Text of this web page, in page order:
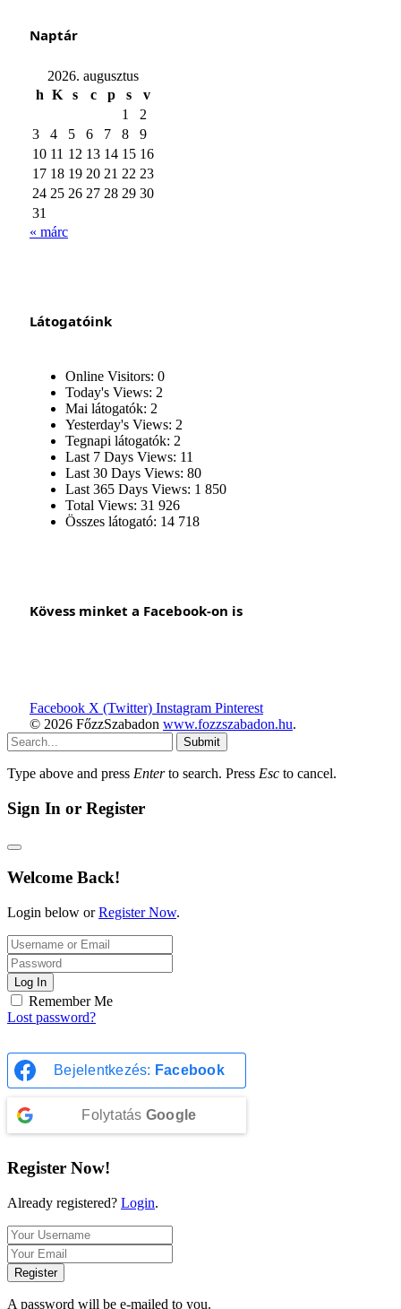
Naptár
2026. augusztus
h K s c p s
v
1
2
3
4 5 6 7 8
9
10 11 12 13 14 15 16
17 18 19 20 21 22 23
24 25 26 27 28 29 30
31
« márc
Látogatóink
Online Visitors: 0
Today's Views: 2
Mai látogatók: 2
Yesterday's Views: 2
Tegnapi látogatók: 2
Last 7 Days Views: 11
Last 30 Days Views: 80
Last 365 Days Views: 1 850
Total Views: 31 926
Összes látogató: 14 718
Kövess minket a Facebook-on is
Facebook X (Twitter) Instagram Pinterest
© 2026 FőzzSzabadon www.fozzszabadon.hu.
Submit
Type above and press Enterto search. Press Esc to cancel.
Sign In or Register
Welcome Back!
Login below orRegister Now.
Log In
Remember Me
Lost password?
Bejelentkezés: Facebook
Folytatás Google
Register Now!
Already registered? Login.
Register
A password will be e-mailed to you.